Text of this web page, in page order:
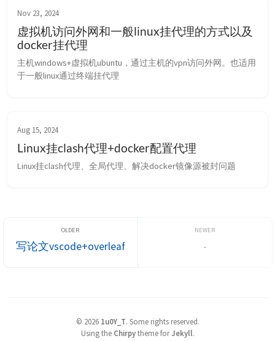
Nov 23, 2024
虚拟机访问外网和一般linux挂代理的方式以及
docker挂代理
主机windows+虚拟机ubuntu，通过主机的vpn访问外网。也适用
于一般linux通过终端挂代理
Aug 15, 2024
Linux挂clash代理+docker配置代理
Linux挂clash代理、全局代理、解决docker镜像源被封问题
写论文vscode+overleaf -
© 2026 1u0Y_T. Some rights reserved.
Using the Chirpytheme forJekyll.